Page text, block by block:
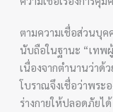
ตามความเชื่อส่วนบุ
นับถือในฐานะ “เทพ
เนื่องจากตำนานว่าด้
โบราณจึงเชื่อว่าพระ
ร่างกายให้ปลอดภัยได้